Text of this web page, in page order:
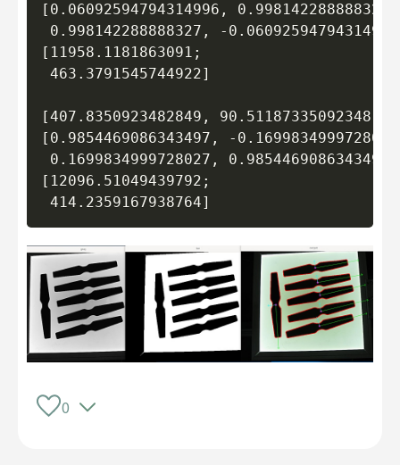
[0.06092594794314996, 0.998142288888327;
0.998142288888327, -
[11958.1181863091;
463.3791545744922]
[407.8350923482849, 90.51187335092348]
[0.9854469086343497, -
0.1699834999728027, 0.9854469086343497]
[12096.51049439792;
0